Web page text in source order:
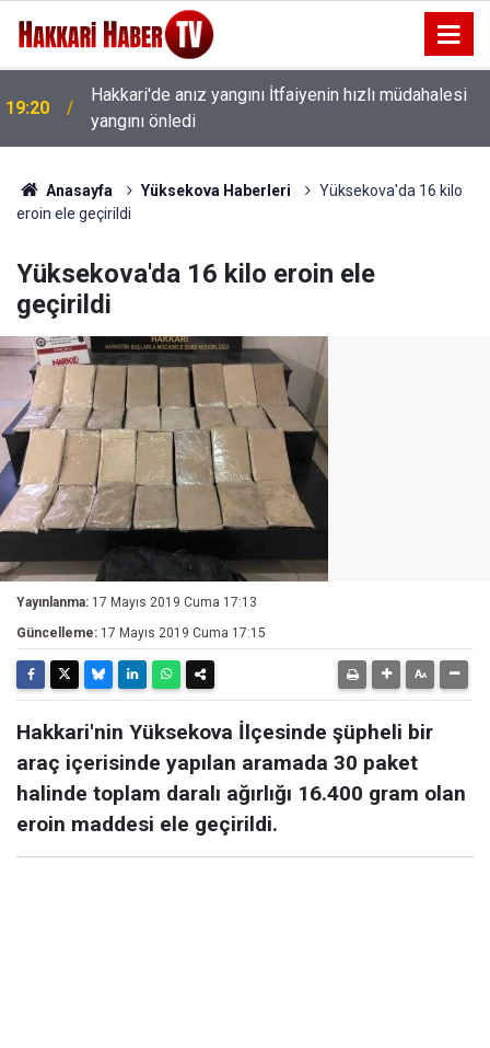
19:20
Hakkari'de anız yangını İtfaiyenin hızlı müdahalesi
yangını önledi
Anasayfa Yüksekova Haberleri
Yüksekova'da 16 kilo
eroin ele geçirildi
Yüksekova'da 16 kilo eroin ele
geçirildi
Yayınlanma: 17 Mayıs 2019 Cuma 17:13
Güncelleme: 17 Mayıs 2019 Cuma 17:15
Hakkari'nin Yüksekova İlçesinde şüpheli bir
araç içerisinde yapılan aramada 30 paket
halinde toplam daralı ağırlığı 16.400 gram olan
eroin maddesi ele geçirildi.